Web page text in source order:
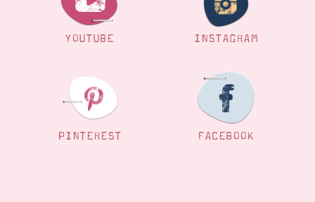
YOUTUBE INSTAGRAM
PINTEREST FACEBOOK